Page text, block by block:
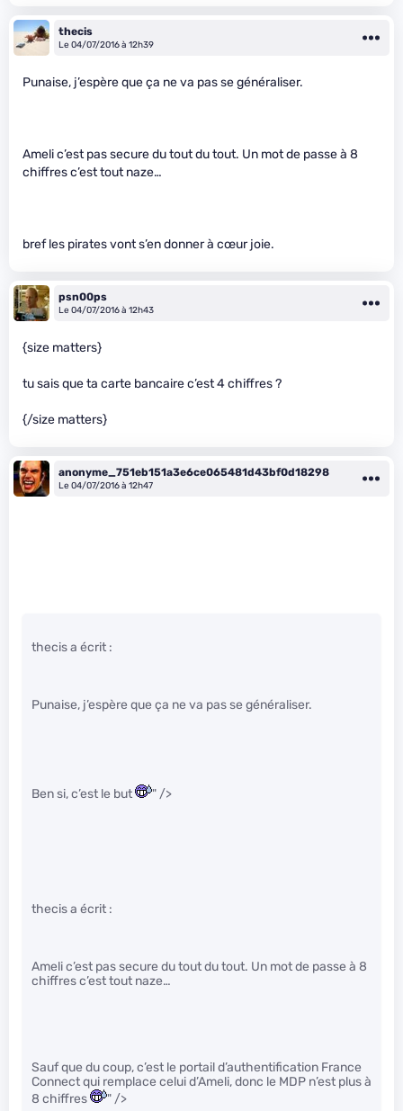
thecis
Le 04/07/2016 à 12h39
Punaise, j’espère que ça ne va pas se généraliser.
Ameli c’est pas secure du tout du tout. Un mot de passe à 8
chiffres c’est tout naze…
bref les pirates vont s’en donner à cœur joie.
psn00ps
Le 04/07/2016 à 12h43
{size matters}
tu sais que ta carte bancaire c’est 4 chiffres ?
{/size matters}
anonyme_751eb151a3e6ce065481d43bf0d18298
Le 04/07/2016 à 12h47
thecis a écrit :
Punaise, j’espère que ça ne va pas se généraliser.
Ben si, c’est le but " />
thecis a écrit :
Ameli c’est pas secure du tout du tout. Un mot de passe à 8
chiffres c’est tout naze…
Sauf que du coup, c’est le portail d’authentification France
Connect qui remplace celui d’Ameli, donc le MDP n’est plus à
8 chiffres
" />